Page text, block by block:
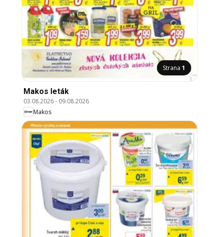
Strana 1
Makos leták
03.08.2026- 09.08.2026
Makos